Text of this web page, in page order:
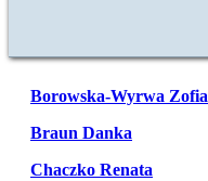
Borowska-Wyrwa Zofia
Braun Danka
Chaczko Renata